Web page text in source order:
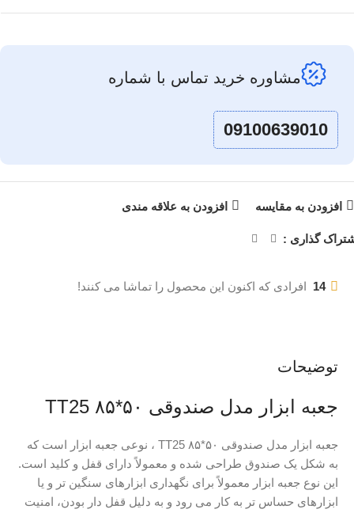
مشاوره خرید تماس با شماره
09100639010
افزودن به مقایسه افزودن به علاقه مندی
گذاری :
14 افرادی که اکنون این محصول را تماشا می کنند!
توضیحات
جعبه ابزار مدل صندوقی ۵۰*۸۵ TT25
جعبه ابزار مدل صندوقی ۵۰*۸۵ TT25 ، نوعی جعبه ابزار است که
به شکل یک صندوق طراحی شده و معمولاً دارای قفل و کلید است.
این نوع جعبه ابزار معمولاً برای نگهداری ابزارهای سنگین تر و یا
ابزارهای حساس تر به کار می رود و به دلیل قفل دار بودن، امنیت